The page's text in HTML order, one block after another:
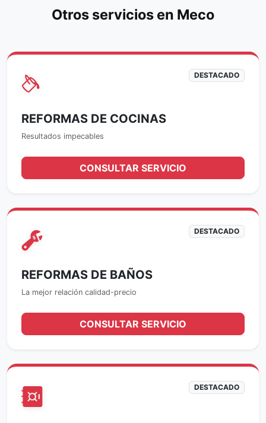
Otros servicios en Meco
DESTACADO
REFORMAS DE COCINAS
Resultados impecables
CONSULTAR SERVICIO
DESTACADO
REFORMAS DE BAÑOS
La mejor relación calidad-precio
CONSULTAR SERVICIO
DESTACADO